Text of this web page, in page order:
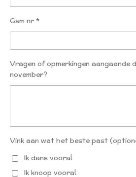
Gsm nr *
Vragen of opmerkingen aangaande
november?
Vink aan wat het beste past
Ik dans vooral
Ik knoop vooral